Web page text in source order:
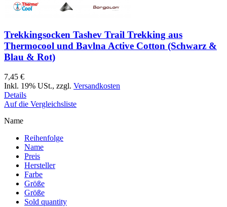
Trekkingsocken Tashev Trail Trekking aus
Thermocool und Bavlna Active Cotton (Schwarz &
Blau & Rot)
7,45 €
Inkl. 19% USt., zzgl. Versandkosten
Details
Auf die Vergleichsliste
Name
Reihenfolge
Name
Preis
Hersteller
Farbe
Größe
Größe
Sold quantity